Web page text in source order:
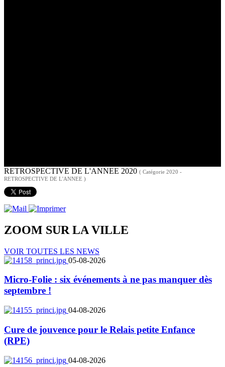
RETROSPECTIVE DE L'ANNEE 2020 ( Catégorie 2020 -
RETROSPECTIVE DE L'ANNEE )
ZOOM SUR LA VILLE
VOIR TOUTES LES NEWS
05-08-2026
Micro-Folie : six événements à ne pas manquer dès
septembre !
04-08-2026
Cure de jouvence pour le Relais petite Enfance
(RPE)
04-08-2026